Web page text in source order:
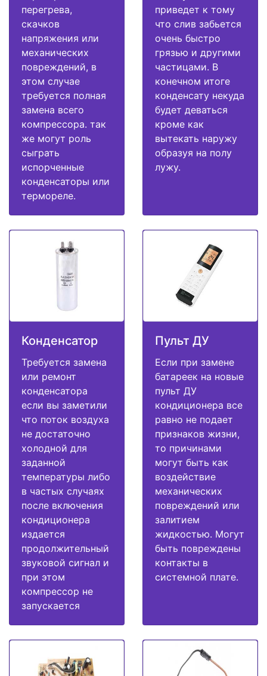
перегрева,
скачков
напряжения или
механических
повреждений, в
этом случае
требуется полная
замена всего
компрессора. так
же могут роль
сыграть
испорченные
конденсаторы или
термореле.
приведет к тому
что слив забьется
очень быстро
грязью и другими
частицами. В
конечном итоге
конденсату некуда
будет деваться
кроме как
вытекать наружу
образуя на полу
лужу.
Конденсатор
Требуется замена
или ремонт
конденсатора
если вы заметили
что поток воздуха
не достаточно
холодной для
заданной
температуры либо
в частых случаях
после включения
кондиционера
издается
продолжительный
звуковой сигнал и
при этом
компрессор не
запускается
Пульт ДУ
Если при замене
батареек на новые
пульт ДУ
кондиционера все
равно не подает
признаков жизни,
то причинами
могут быть как
воздействие
механических
повреждений или
залитием
жидкостью. Могут
быть повреждены
контакты в
системной плате.